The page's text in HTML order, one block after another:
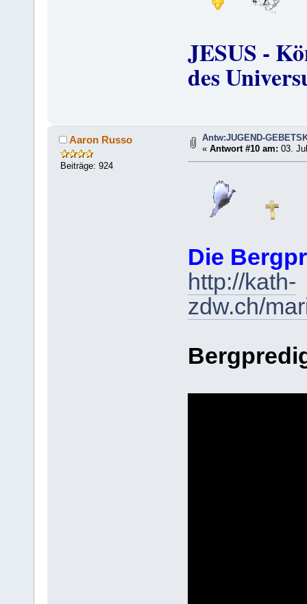
JESUS -
des
Aaron Russo
Beiträge: 924
Antw:JUGEND-
«Antwort #10 am: 03.
Die
http://kath-
zdw.ch/